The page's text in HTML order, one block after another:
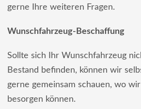
gerne Ihre weiteren Fragen.
Wunschfahrzeug-Beschaffung
Sollte sich Ihr Wunschfahrzeug
Bestand befinden, können wir
gerne gemeinsam schauen, wo
besorgen können.